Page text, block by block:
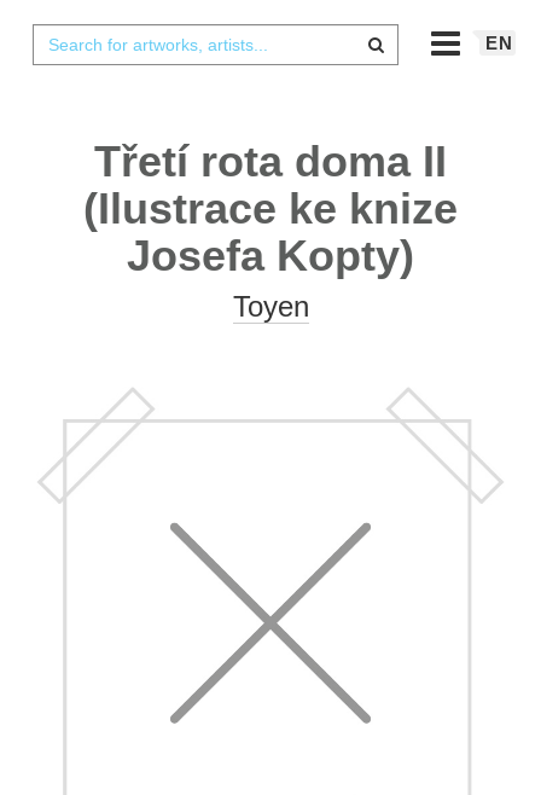
EN
Třetí rota doma II
(Ilustrace ke knize
Josefa Kopty)
Toyen